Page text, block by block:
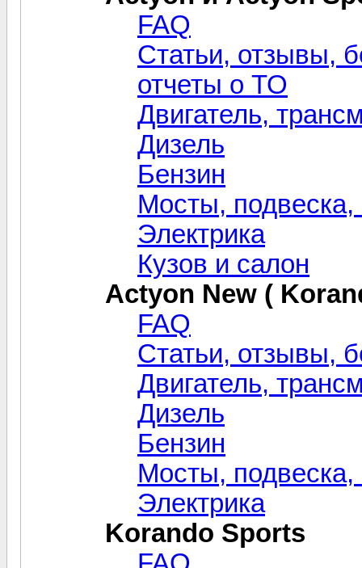
FAQ
Статьи, отзывы,
отчеты о ТО
Двигатель,
Дизель
Бензин
Мосты,
Электрика
Кузов и салон
Actyon New (
FAQ
Статьи, отзывы,
Двигатель,
Дизель
Бензин
Мосты,
Электрика
Korando Sports